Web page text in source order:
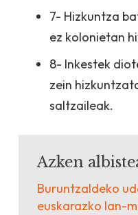
7- Hizkuntza
ez kolonietan
8- Inkestek
zein
saltzaileak.
Azken
Buruntzaldeko
euskarazko lan-